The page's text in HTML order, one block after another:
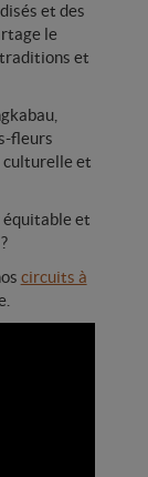
?
et des
le
et
fleurs
culturelle et
équitable et
circuits à